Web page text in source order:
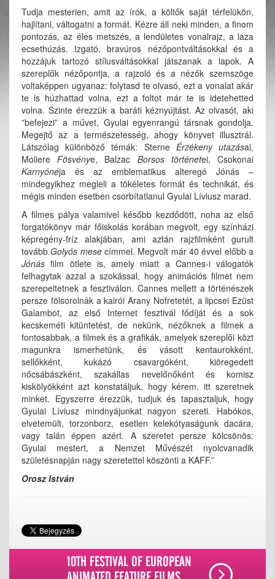
Tudja mesterien, amit az írók, a költők saját térfelükön,
hajlítani, váltogatni a formát. Kézre áll neki minden, a finom
pontozás, az éles metszés, a lendületes vonalrajz, a laza
ecsethúzás. Izgató, bravúros nézőpontváltásokkal és a
hozzájuk tartozó stílusváltásokkal játszanak a lapok. A
szereplők nézőpontja, a rajzoló és a nézők szemszöge
voltaképpen ugyanaz: folytasd te olvasó, ezt a vonalat akár
te is húzhattad volna, ezt a foltot már te is idetehetted
volna. Szinte érezzük a baráti kéznyújtást. Az olvasót, aki
”befejezi” a művet, Gyulai egyenrangú társnak gondolja.
Megejtő az a természetesség, ahogy könyvet illusztrál.
Látszólag különböző témák: Sterne Érzékeny utazásai,
MoliereFösvénye, Balzac Borsos történetei, Csokonai
Karnyónéja és az emblematikus alteregó Jónás –
mindegyikhez megleli a tökéletes formát és technikát, és
mégis minden esetben csorbítatlanul Gyulai Líviusz marad.
A filmes pálya valamivel később kezdődött, noha az első
forgatókönyv már főiskolás korában megvolt, egy színházi
képregény-fríz alakjában, ami aztán rajzfilmként gurult
továbbGolyós mesecímmel. Megvolt már 40 évvel előbb a
Jónás film ötlete is, amely miatt a Cannes-i válogatók
felhagytak azzal a szokással, hogy animációs filmet nem
szerepeltetnek a fesztiválon. Cannes mellett a történészek
persze fölsorolnák a kairói Arany Nofretetét, a lipcsei Ezüst
Galambot, az első Internet fesztivál fődíját és a sok
kecskeméti kitüntetést, de nekünk, nézőknek a filmek a
fontosabbak, a filmek és a grafikák, amelyek szereplői közt
magunkra ismerhetünk, és vásott kentaurokként,
sellőkként, kukázó csavargóként, kiöregedett
nőcsábászként, szakállas nevelőnőként és komisz
kiskölyökként azt konstatáljuk, hogy kérem, itt szeretnek
minket. Egyszerre érezzük, tudjuk és tapasztaljuk, hogy
Gyulai Líviusz mindnyájunkat nagyon szereti. Habókos,
elvetemült, torzonborz, esetlen kelekótyaságunk dacára,
vagy talán éppen azért. A szeretet persze kölcsönös:
Gyulai mestert, a Nemzet Művészét nyolcvanadik
születésnapján nagy szeretettel köszönti a KAFF.”
Orosz István
10TH FESTIVAL OF EUROPEAN